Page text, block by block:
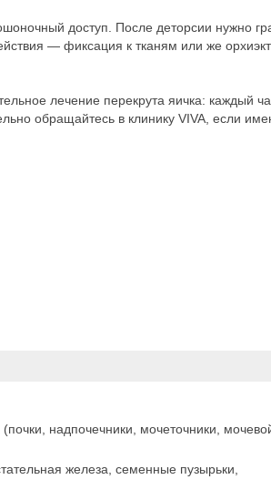
доступ. После деторсии нужно
— фиксация к тканям или же
лечение перекрута яичка: каждый
обращайтесь в клинику VIVA, если
надпочечники, мочеточники,
железа, семенные пузырьки,